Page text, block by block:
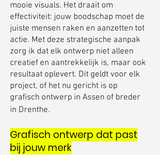
mooie visuals. Het draait om
effectiviteit: jouw boodschap moet de
juiste mensen raken en aanzetten tot
actie. Met deze strategische aanpak
zorg ik dat elk ontwerp niet alleen
creatief en aantrekkelijk is, maar ook
resultaat oplevert. Dit geldt voor elk
project, of het nu gericht is op
grafisch ontwerp in Assen of breder
in Drenthe.
Grafisch ontwerp dat past
bij jouw merk​